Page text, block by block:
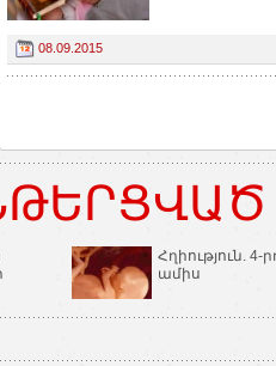
08.09.2015
Հղիություն. 4-
ամիս